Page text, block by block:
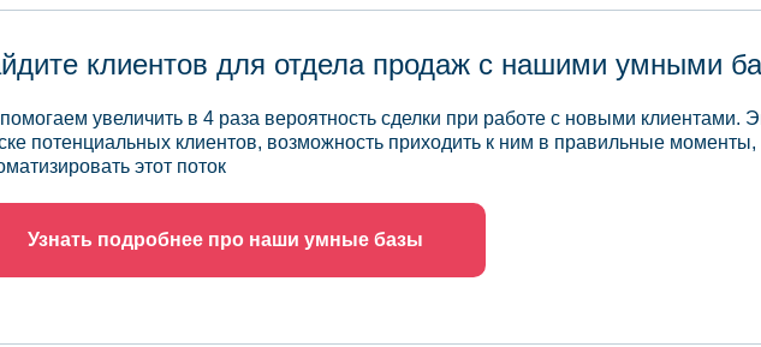
клиентов для отдела продаж с нашими умными
увеличить в 4 раза вероятность сделки при работе с новыми клиентами.
потенциальных клиентов, возможность приходить к ним в правильные
этот поток
Узнать подробнее про наши умные базы